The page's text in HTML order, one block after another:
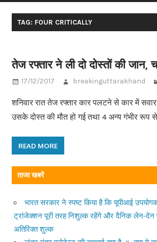
TAG: FOUR CRITICALLY
तेज रफ्तार ने ली दो दोस्तों की जान,
17/12/2017 breakinguttarakhand
शनिवार रात तेज रफ्तार कार पलटने से कार में
उसके दोस्त की मौत हो गई तथा 4 अन्य गंभीर रूप से
READ MORE
ताजा खबरें
भारत सरकार ने स्पष्ट किया है कि यूपीआई
ट्रांजेक्शन पूरी तरह निशुल्क रहेंगे और दैनिक लेन-देन
अतिरिक्त शुल्क